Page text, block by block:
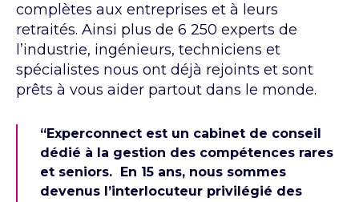
complètes aux entreprises et à leurs
retraités. Ainsi plus de 6 250 experts de
l’industrie, ingénieurs, techniciens et
spécialistes nous ont déjà rejoints et sont
prêts à vous aider partout dans le monde.
“Experconnect est un cabinet de conseil
dédié à la gestion des compétences rares
et seniors. En 15 ans, nous sommes
devenus l’interlocuteur privilégié des